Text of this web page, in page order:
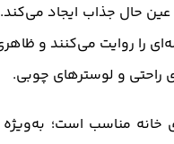
حال جذاب ایجاد
را روایت می‌کنند و
راحتی و لوسترهای چوبی.
مناسب است؛